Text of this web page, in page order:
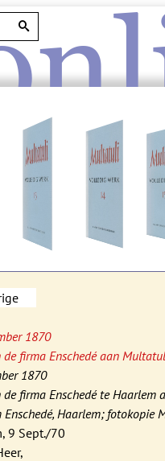
1870
de firma Enschedé aan
1870
de firma Enschedé te
Enschedé, Haarlem; fotokopie
9 Sept./70